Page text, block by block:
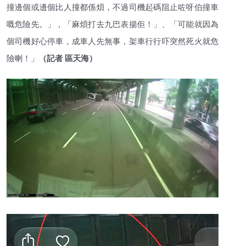
撞邊個或邊個比人撞都係煩，不過司機起碼阻止咗呀伯撞車
嘅危險先。」，「麻煩打去九巴表揚佢！」、「可能就因為
個司機好心停車，成車人先無事，架車行行吓突然死火就危
險喇！」
（記者 區天海）